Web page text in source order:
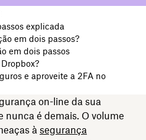
explicada
em dois passos?
em dois passos
e aproveite a 2FA no
on-line da sua
nunca é demais. O volume
à segurança